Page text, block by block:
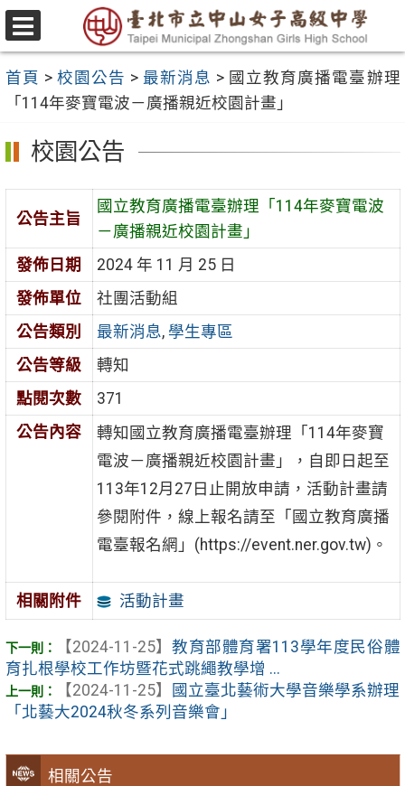
跳
至
要
容
區
選
單
首頁 > 校園公告 > 最新消息 > 國立教育廣播電臺辦理
「114年麥寶電波－廣播親近校園計畫」
相關公告
校園公告
公告主旨
國立教育廣播電臺辦理「114年麥寶電波
－廣播親近校園計畫」
發佈日期
2024 年 11 月 25 日
發佈單位
社團活動組
公告類別
最新消息, 學生專區
公告等級
轉知
點閱次數
371
公告內容
轉知國立教育廣播電臺辦理「114年麥寶
電波－廣播親近校園計畫」，自即日起至
113年12月27日止開放申請，活動計畫請
參閱附件，線上報名請至「國立教育廣播
電臺報名網」(https://event.ner.gov.tw)。
相關附件 活動計畫
【2024-11-25】 教育部體育署113學年度民俗體
育扎根學校工作坊暨花式跳繩教學增 ...
【2024-11-25】
國立臺北藝術大學音樂學系辦理
「北藝大2024秋冬系列音樂會」